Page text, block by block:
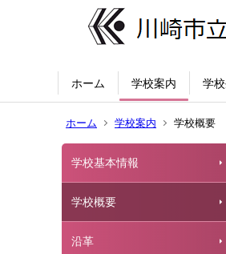
ホーム 学校案内 学
ホーム 学校案内 学校概要
学校基本情報
学校概要
沿革